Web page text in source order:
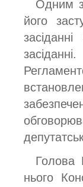
Одним з
його
Голова
нього